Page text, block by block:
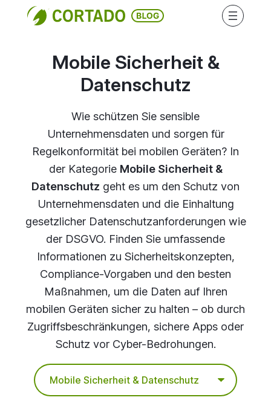
Direkt
Mobile Sicherheit &
Datenschutz
Wie schützen Sie sensible
Unternehmensdaten und sorgen für
Regelkonformität bei mobilen Geräten? In
der Kategorie Mobile Sicherheit &
Datenschutz geht es um den Schutz von
Unternehmensdaten und die Einhaltung
gesetzlicher Datenschutzanforderungen wie
der DSGVO. Finden Sie umfassende
Informationen zu Sicherheitskonzepten,
Compliance-Vorgaben und den besten
Maßnahmen, um die Daten auf Ihren
mobilen Geräten sicher zu halten – ob durch
Zugriffsbeschränkungen, sichere Apps oder
Schutz vor Cyber-Bedrohungen.
Kategorien